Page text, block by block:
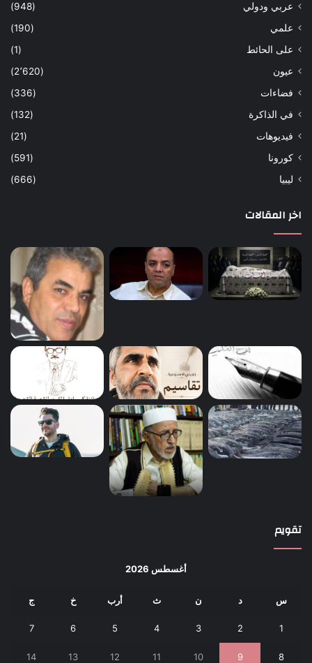
عربي ودولي
(948)
علمي
(190)
على الحائط
(1)
عيون
(2٬620)
فضاءات
(336)
في الذاكرة
(132)
فيديوهات
(21)
كورونا
(591)
ليبيا
(666)
اخر المقالات
تقويم
أغسطس 2026
س د ن ث أرب خ ج
1
2
3
4
5
6
7
8
9
10
11
12
13
14